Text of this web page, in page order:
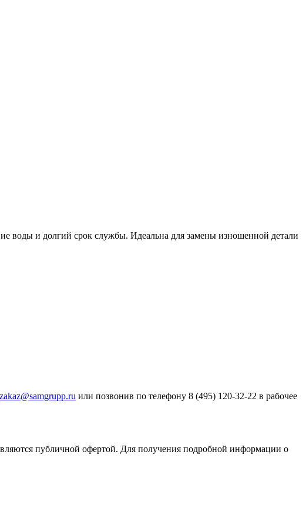
воды и долгий срок службы. Идеальна для замены изношенной детали
zakaz@samgrupp.ru или позвонив по телефону 8 (495) 120-32-22 в рабочее
публичной офертой. Для получения подробной информации о